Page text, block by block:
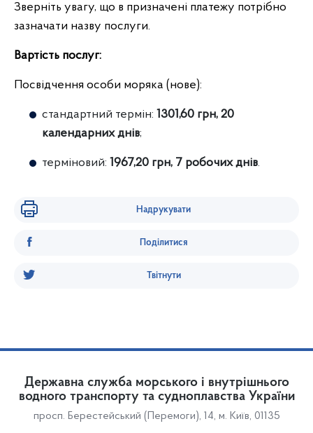
Зверніть увагу, що в призначені платежу потрібно
зазначати назву послуги.
Вартість послуг:
Посвідчення особи моряка (нове):
стандартний термін: 1301,60 грн, 20
календарних днів;
терміновий: 1967,20 грн, 7 робочих днів.
Надрукувати
Поділитися
Твітнути
Державна служба морського і внутрішнього
водного транспорту та судноплавства України
просп. Берестейський (Перемоги), 14, м. Київ, 01135